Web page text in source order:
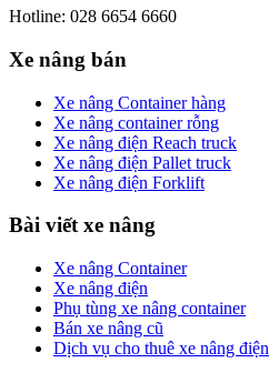
Hotline: 028 6654 6660
Xe nâng bán
Xe nâng Container hàng
Xe nâng container rỗng
Xe nâng điện Reach truck
Xe nâng điện Pallet truck
Xe nâng điện Forklift
Bài viết xe nâng
Xe nâng Container
Xe nâng điện
Phụ tùng xe nâng container
Bán xe nâng cũ
Dịch vụ cho thuê xe nâng điện